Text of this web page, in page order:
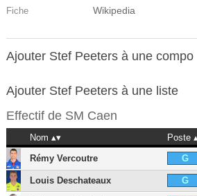
Fiche Wikipedia
Ajouter Stef Peeters à une compo
Ajouter Stef Peeters à une liste
Effectif de SM Caen
Nom Poste
Rémy Vercoutre
G
Louis Deschateaux G